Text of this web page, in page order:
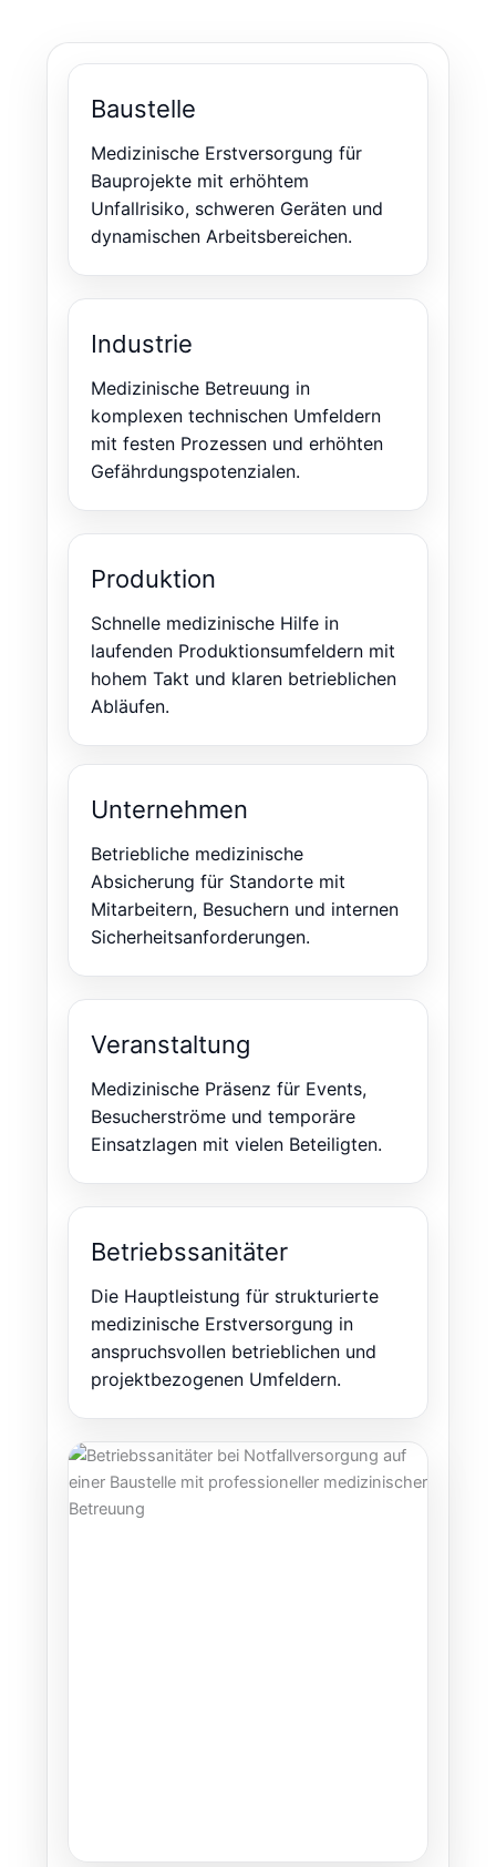
Baustelle
Medizinische Erstversorgung für
Bauprojekte mit erhöhtem
Unfallrisiko, schweren Geräten und
dynamischen Arbeitsbereichen.
Industrie
Medizinische Betreuung in
komplexen technischen Umfeldern
mit festen Prozessen und erhöhten
Gefährdungspotenzialen.
Produktion
Schnelle medizinische Hilfe in
laufenden Produktionsumfeldern mit
hohem Takt und klaren betrieblichen
Abläufen.
Unternehmen
Betriebliche medizinische
Absicherung für Standorte mit
Mitarbeitern, Besuchern und internen
Sicherheitsanforderungen.
Veranstaltung
Medizinische Präsenz für Events,
Besucherströme und temporäre
Einsatzlagen mit vielen Beteiligten.
Betriebssanitäter
Die Hauptleistung für strukturierte
medizinische Erstversorgung in
anspruchsvollen betrieblichen und
projektbezogenen Umfeldern.